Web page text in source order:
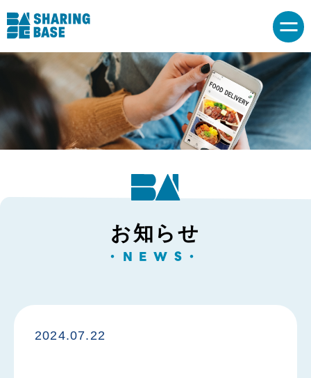
お知らせ
・NEWS・
2024.07.22